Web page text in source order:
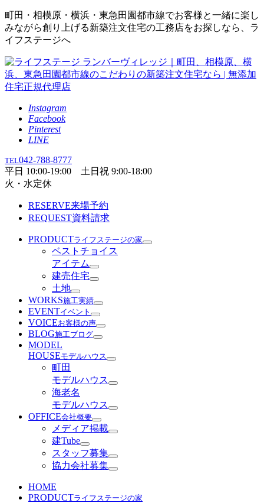
町田・相模原・横浜・東急田園都市線でお客様と一緒に楽し
みながら創り上げる新築注文住宅の工務店をお探しなら、ラ
イフステージへ
Instagram
Facebook
Pinterest
LINE
TEL042-788-8777
平日 10:00-19:00 土日祝 9:00-18:00
火・水定休
RESERVE来場予約
REQUEST資料請求
PRODUCTライフステージの家
ベストチョイス
アイテム
建売住宅
土地
WORKS施工実績
EVENTイベント
VOICEお客様の声
BLOG施工ブログ
MODEL
HOUSEモデルハウス
町田
モデルハウス
海老名
モデルハウス
OFFICE会社概要
メディア掲載
建Tube
スタッフ募集
協力会社募集
HOME
PRODUCTライフステージの家